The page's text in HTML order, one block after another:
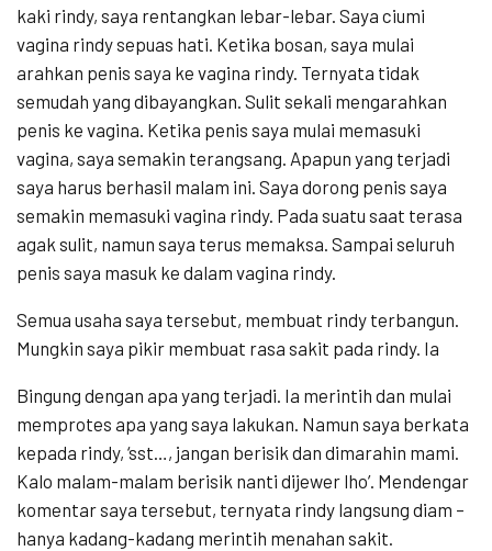
kaki rindy, saya rentangkan lebar-lebar. Saya ciumi
vagina rindy sepuas hati. Ketika bosan, saya mulai
arahkan penis saya ke vagina rindy. Ternyata tidak
semudah yang dibayangkan. Sulit sekali mengarahkan
penis ke vagina. Ketika penis saya mulai memasuki
vagina, saya semakin terangsang. Apapun yang terjadi
saya harus berhasil malam ini. Saya dorong penis saya
semakin memasuki vagina rindy. Pada suatu saat terasa
agak sulit, namun saya terus memaksa. Sampai seluruh
penis saya masuk ke dalam vagina rindy.
Semua usaha saya tersebut, membuat rindy terbangun.
Mungkin saya pikir membuat rasa sakit pada rindy. Ia
Bingung dengan apa yang terjadi. Ia merintih dan mulai
memprotes apa yang saya lakukan. Namun saya berkata
kepada rindy, ‘sst…, jangan berisik dan dimarahin mami.
Kalo malam-malam berisik nanti dijewer lho’. Mendengar
komentar saya tersebut, ternyata rindy langsung diam –
hanya kadang-kadang merintih menahan sakit.